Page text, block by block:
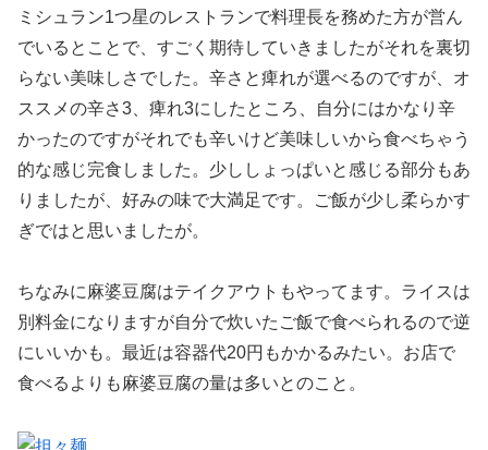
ミシュラン1つ星のレストランで料理長を務めた方が営ん
でいるとことで、すごく期待していきましたがそれを裏切
らない美味しさでした。辛さと痺れが選べるのですが、オ
ススメの辛さ3、痺れ3にしたところ、自分にはかなり辛
かったのですがそれでも辛いけど美味しいから食べちゃう
的な感じ完食しました。少ししょっぱいと感じる部分もあ
りましたが、好みの味で大満足です。ご飯が少し柔らかす
ぎではと思いましたが。
ちなみに麻婆豆腐はテイクアウトもやってます。ライスは
別料金になりますが自分で炊いたご飯で食べられるので逆
にいいかも。最近は容器代20円もかかるみたい。お店で
食べるよりも麻婆豆腐の量は多いとのこと。